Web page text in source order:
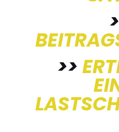
>>